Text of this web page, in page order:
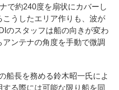
で約240度を扇状にカバーし
うしたエリア作りも、波が
のスタッフは船の向きが変わ
ンテナの角度を手動で微調
船長を務める鈴木昭一氏によ
る際には可能な限り船を同